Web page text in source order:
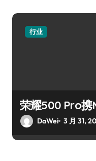
行业
荣耀500 Pro携
DaWei 3 月 31,